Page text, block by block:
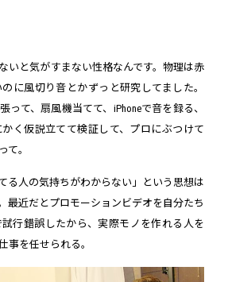
いと気がすまない性格なんです。物理は赤
に風切り音とかずっと研究してました。
って、扇風機当てて、iPhoneで音を録る、
く仮説立てて検証して、プロにぶつけて
て。
る人の気持ちがわからない」という思想は
最近だとプロモーションビデオを自分たち
行錯誤したから、実際モノを作れる人を
事を任せられる。